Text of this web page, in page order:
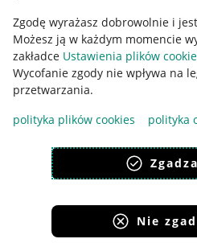
Zgodę wyrażasz dobrowolnie i
Możesz ją w każdym momencie
zakładce Ustawienia plików
Wycofanie zgody nie wpływa na
przetwarzania.
polityka plików cookies
polityka
Nie
Pobierz aplikację
Korzystanie z serwisu oznacza